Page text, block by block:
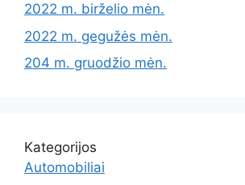
2022 m. birželio mėn.
2022 m. gegužės mėn.
204 m. gruodžio mėn.
Kategorijos
Automobiliai